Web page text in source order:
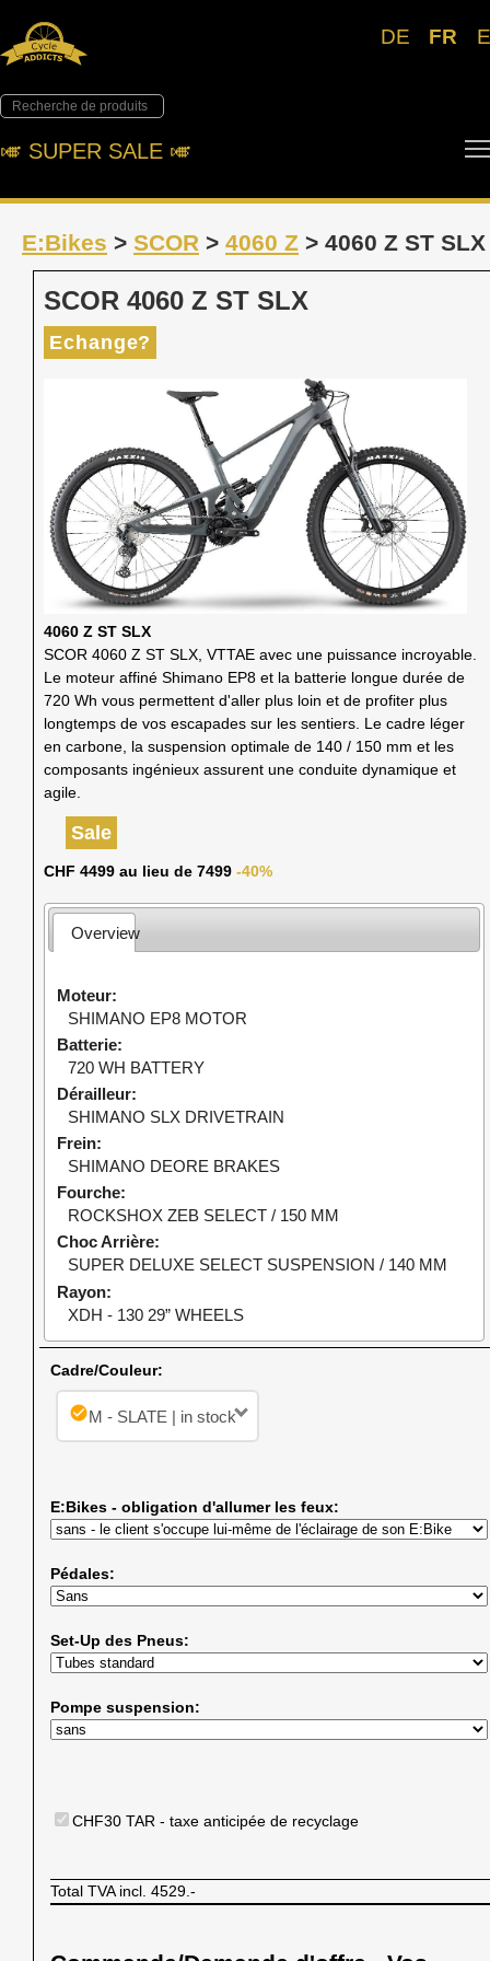
DE FR
🎺︎ SUPER SALE 🎺︎
E:Bikes > SCOR > 4060 Z > 4060 Z ST SLX
SCOR 4060 Z ST SLX
Echange?
4060 Z ST SLX
SCOR 4060 Z ST SLX, VTTAE avec une puissance incroyable.
Le moteur affiné Shimano EP8 et la batterie longue durée de
720 Wh vous permettent d'aller plus loin et de profiter plus
longtemps de vos escapades sur les sentiers. Le cadre léger
en carbone, la suspension optimale de 140 / 150 mm et les
composants ingénieux assurent une conduite dynamique et
agile.
Sale
CHF 4499 au lieu de 7499 -40%
Overview
Moteur
SHIMANO EP8 MOTOR
Batterie
720 WH BATTERY
Dérailleur
SHIMANO SLX DRIVETRAIN
Frein
SHIMANO DEORE BRAKES
Fourche
ROCKSHOX ZEB SELECT / 150 MM
Choc Arrière
SUPER DELUXE SELECT SUSPENSION / 140 MM
Rayon
XDH - 130 29” WHEELS
Cadre/Couleur:
check_circleM - SLATE | in stock
E:Bikes - obligation d'allumer les feux:
Pédales:
Set-Up des Pneus:
Pompe suspension:
CHF30 TAR - taxe anticipée de recyclage
Total TVA incl. 4529.-